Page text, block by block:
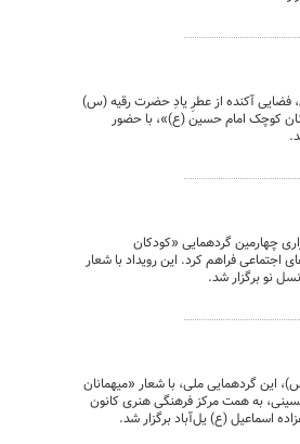
فضایی آکنده از عطرِ یادِ حضرت رقیه (س)
کوچک امام حسین (ع)»، با حضور
چهارمین گردهمایی «کودکان
اجتماعی فراهم کرد. این رویداد با شعار
نو برگزار شد.
این گردهمایی ملی، با شعار «میهمانان
به همت مرکز فرهنگی هنری کانون
اسماعیل (ع) یل‌آباد برگزار شد.